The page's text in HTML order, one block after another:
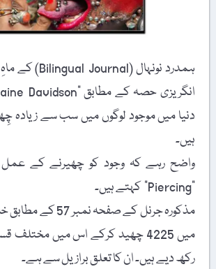
دنیا میں موجود لوگوں میں سب سے زیادہ
ہیں۔
واضح رہے کہ وجود کو چھیرنے کے عمل
"Piercing” کہتے ہیں۔
مذکورہ جرنل کے صفحہ
میں 4225 چھید کرکے اس میں
رکھ دیے ہیں۔ ان کا تعلق برازیل سے ہے۔